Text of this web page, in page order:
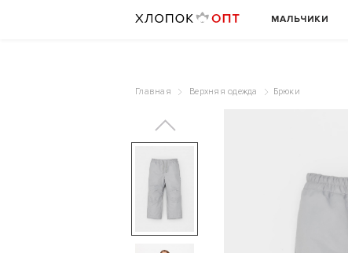
МАЛЬЧИКИ
Главная Верхняя одежда Брюки